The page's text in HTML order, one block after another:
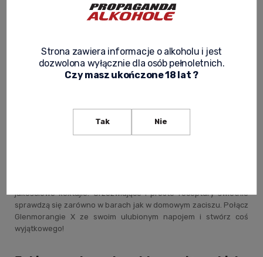
najlepszymi barmanami z całego świata, których celem było
stworzenie idealnego trunku do miksowania. Dzięki
charakterystycznej delikatności znakomicie łączy się z
najróżniejszymi napojami, tworząc proste i smakowite
oraz częściowo w
świeżo wypalanych beczkach
jakościowe koktajle. Orzeźwiające i proste receptury świetnie
sprawdzą się zarówno w barach jak w domowym zaciszu. Połącz
Glenmorangie X ze swoim ulubionym napojem i stwórz coś
wyjątkowego!
Strona zawiera informacje o alkoholu i jest
dozwolona wyłącznie dla osób pełnoletnich.
Czy masz ukończone 18 lat ?
Tak Nie